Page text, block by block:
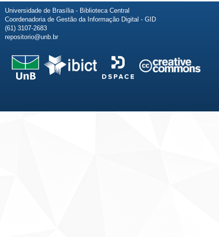
Universidade de Brasília - Biblioteca Central
Coordenadoria de Gestão da Informação Digital - GID
(61) 3107-2683
repositorio@unb.br